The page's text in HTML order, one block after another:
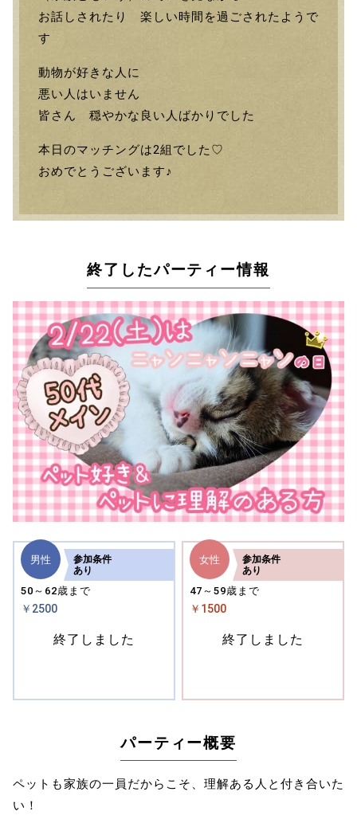
お話しされたり 楽しい時間を過ごされたようで
す
動物が好きな人に
悪い人はいません
皆さん 穏やかな良い人ばかりでした
本日のマッチングは2組でした♡
おめでとうございます♪
終了したパーティー情報
男性
50～62歳まで
￥2500
参加条件
あり
終了しました
女性
47～59歳まで
￥1500
参加条件
あり
終了しました
パーティー概要
ペットも家族の一員だからこそ、理解ある人と付き合いた
い！